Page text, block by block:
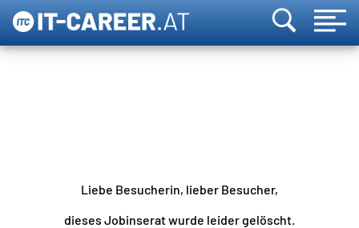
Liebe Besucherin, lieber Besucher,
dieses Jobinserat wurde leider gelöscht.